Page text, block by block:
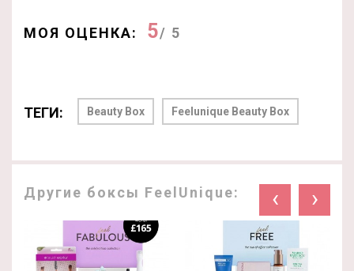
МОЯ ОЦЕНКА: 5/ 5
ТЕГИ: Beauty Box Feelunique Beauty Box
Другие боксы FeelUnique: ‹ ›